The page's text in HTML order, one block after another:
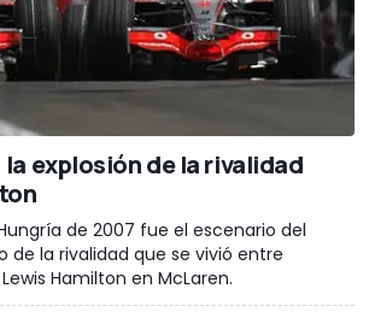
explosión de la rivalidad
de 2007 fue el escenario del
de la rivalidad que se vivió entre
Hamilton en McLaren.